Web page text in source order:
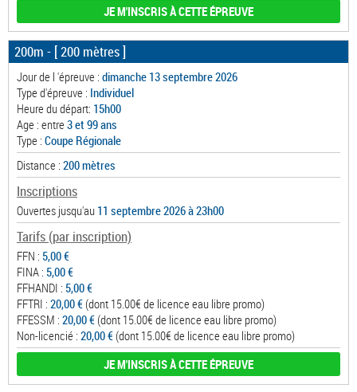
JE M'INSCRIS À CETTE ÉPREUVE
200m - [ 200 mètres ]
Jour de l 'épreuve : dimanche 13 septembre 2026
Type d'épreuve : Individuel
Heure du départ: 15h00
Age : entre 3 et 99 ans
Type : Coupe Régionale
Distance : 200 mètres
Inscriptions
Ouvertes jusqu'au 11 septembre 2026 à 23h00
Tarifs (par inscription)
FFN : 5,00 €
FINA : 5,00 €
FFHANDI : 5,00 €
FFTRI : 20,00 € (dont 15.00€ de licence eau libre promo)
FFESSM : 20,00 € (dont 15.00€ de licence eau libre promo)
Non-licencié : 20,00 € (dont 15.00€ de licence eau libre promo)
JE M'INSCRIS À CETTE ÉPREUVE